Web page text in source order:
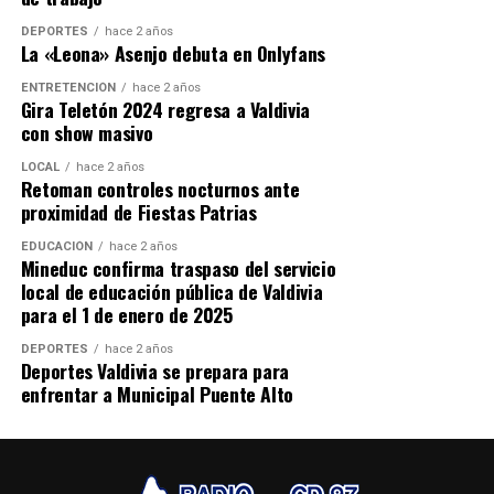
de homicidio de carabinero en servicio.
De acuerdo con los antecedentes preliminares, al
momento del ingreso policial el imputado habría
utilizado un revólver para disparar contra los
funcionarios, generándose un intercambio de disparos
en el lugar.
Cancino Tapia resultó herido durante el enfrentamiento
y fue trasladado también hasta el Hospital Base de
Valdivia, donde ingresó con lesiones en la zona cervical y
una extremidad inferior. Fue intervenido
quirúrgicamente, quedó internado en la Unidad de
Cuidados Intensivos y se encuentra fuera de riesgo vital.
formalización debido a que continúa en recuperación
DEPORTES hace 2 años
La «Leona» Asenjo debuta en Onlyfans
ENTRETENCIÓN hace 2 años
Gira Teletón 2024 regresa a Valdivia
con show masivo
LOCAL hace 2 años
Retoman controles nocturnos ante
proximidad de Fiestas Patrias
EDUCACIÓN hace 2 años
Mineduc confirma traspaso del servicio
local de educación pública de Valdivia
para el 1 de enero de 2025
DEPORTES hace 2 años
Deportes Valdivia se prepara para
enfrentar a Municipal Puente Alto